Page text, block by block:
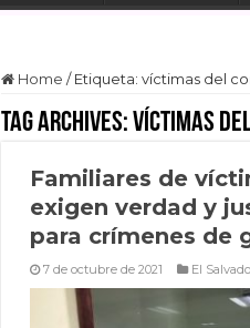
Home / Etiqueta: víctimas del
Tag Archives:víctimas
Familiares de
exigen verdad y
para crímenes de
7 de octubre de 2021 El